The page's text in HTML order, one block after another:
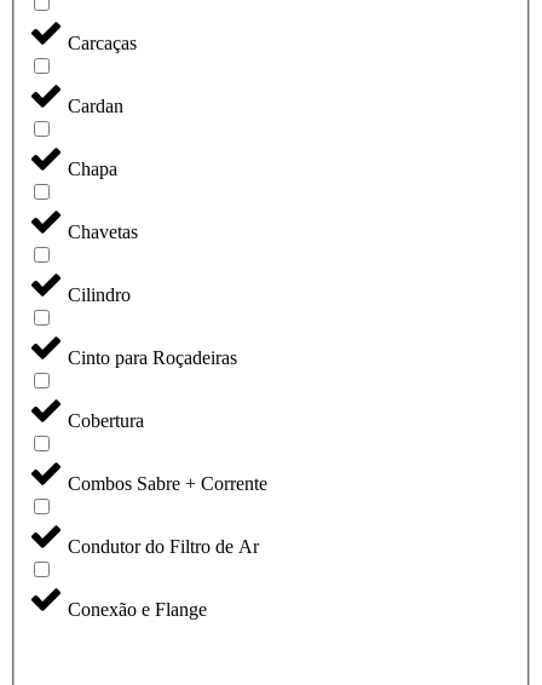
Carcaças
Cardan
Chapa
Chavetas
Cilindro
Cinto para Roçadeiras
Cobertura
Combos Sabre + Corrente
Condutor do Filtro de Ar
Conexão e Flange